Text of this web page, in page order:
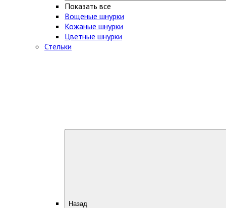
Показать все
Вощеные шнурки
Кожаные шнурки
Цветные шнурки
Стельки
Назад